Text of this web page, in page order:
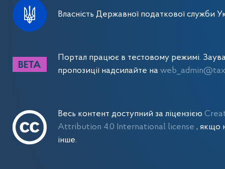
Власність Державної податкової служби
Портал працює в тестовому режимі.
пропозиції надсилайте на
Весь контент доступний за ліцензією
Attribution 4.0 International license , якщо
інше.